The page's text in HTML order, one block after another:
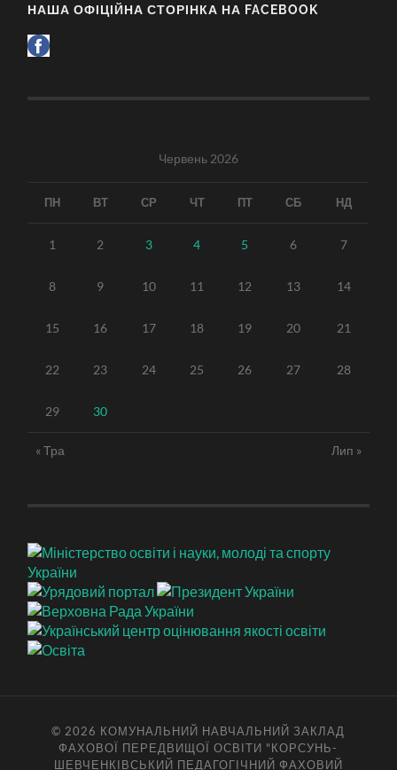
НАША ОФІЦІЙНА СТОРІНКА НА FACEBOOK
Червень 2026
ПН ВТ СР ЧТ ПТ СБ НД
1 2 3 4 5 6 7
8 9 10 11 12 13 14
15 16 17 18 19 20 21
22 23 24 25 26 27 28
29 30
« Тра Лип »
© 2026 КОМУНАЛЬНИЙ НАВЧАЛЬНИЙ ЗАКЛАД
ФАХОВОЇ ПЕРЕДВИЩОЇ ОСВІТИ "КОРСУНЬ-
ШЕВЧЕНКІВСЬКИЙ ПЕДАГОГІЧНИЙ ФАХОВИЙ